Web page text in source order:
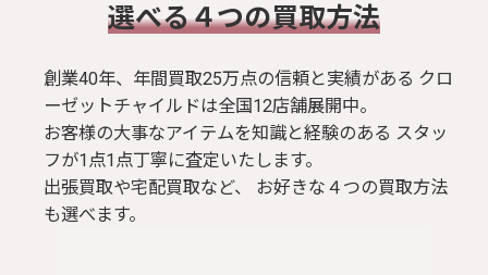
​選べる４つの買取方法
創業40年、年間買取25万点の信頼と実績がある クロ
ーゼットチャイルドは全国12店舗展開中。
お客様の大事なアイテムを知識と経験のある スタッ
フが1点1点丁寧に査定いたします。
出張買取や宅配買取など、 お好きな４つの買取方法
も選べます。